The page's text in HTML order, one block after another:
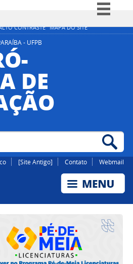
CONTRASTE MAPA DO SITE
Simplifique!
Acesso à informação
- UFPB
DE
[Site Antigo] Contato Webmail